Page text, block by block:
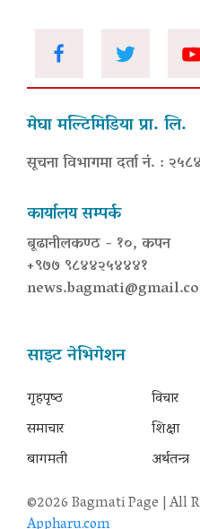
मेघा मल्टिमिडिया प्रा. लि.
सूचना विभागमा दर्ता नं. :
कार्यालय सम्पर्क
बूढानीलकण्ठ - १०, कपन
+९७७ ९८४४२५४४४१
साइट नेभिगेशन
गृहपृष्‍ठ
समाचार
बागमती
विचार
शिक्षा
अर्थतन्त्र
©2026 Bagmati Page | All